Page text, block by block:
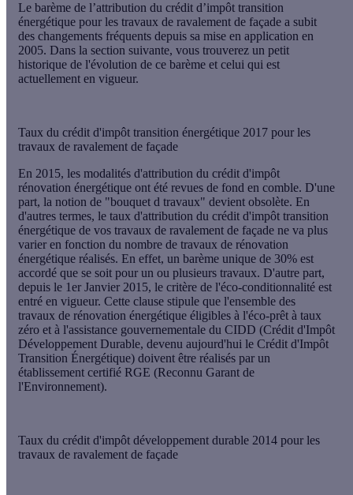
Le barème de l’attribution du crédit d’impôt transition
énergétique pour les travaux de ravalement de façade a subit
des changements fréquents depuis sa mise en application en
2005. Dans la section suivante, vous trouverez un petit
historique de l'évolution de ce barème et celui qui est
actuellement en vigueur.
Taux du crédit d'impôt transition énergétique 2017 pour les
travaux de ravalement de façade
En 2015, les modalités d'attribution du crédit d'impôt
rénovation énergétique ont été revues de fond en comble. D'une
part, la notion de "bouquet d travaux" devient obsolète. En
d'autres termes, le taux d'attribution du crédit d'impôt transition
énergétique de vos travaux de ravalement de façade ne va plus
varier en fonction du nombre de travaux de rénovation
énergétique réalisés. En effet, un barème unique de 30% est
accordé que se soit pour un ou plusieurs travaux. D'autre part,
depuis le 1er Janvier 2015, le critère de l'éco-conditionnalité est
entré en vigueur. Cette clause stipule que l'ensemble des
travaux de rénovation énergétique éligibles à l'éco-prêt à taux
zéro et à l'assistance gouvernementale du CIDD (Crédit d'Impôt
Développement Durable, devenu aujourd'hui le Crédit d'Impôt
Transition Énergétique) doivent être réalisés par un
établissement certifié RGE (Reconnu Garant de
l'Environnement).
Taux du crédit d'impôt développement durable 2014 pour les
travaux de ravalement de façade